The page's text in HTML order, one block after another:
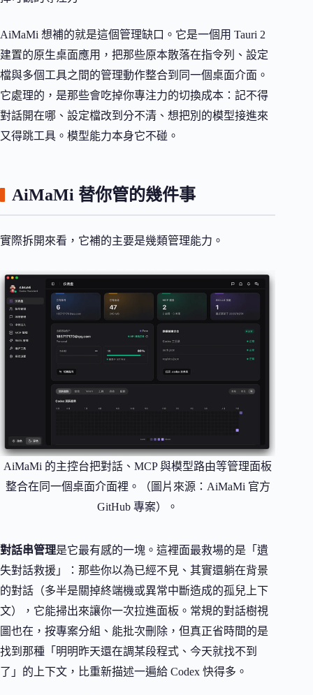
AiMaMi 想補的就是這個管理缺口。它是一個用 Tauri 2
建置的原生桌面應用，把那些原本散落在指令列、設定
檔與多個工具之間的管理動作整合到同一個桌面介面。
它處理的，是那些會吃掉你專注力的切換成本：記不得
對話開在哪、設定檔改到分不清、想把別的模型接進來
又得跳工具。模型能力本身它不碰。
AiMaMi 替你管的幾件事
實際拆開來看，它補的主要是幾類管理能力。
AiMaMi 的主控台把對話、MCP 與模型路由等管理面板
整合在同一個桌面介面裡。（圖片來源：AiMaMi 官方
GitHub 專案）。
對話串管理是它最有感的一塊。這裡面最救場的是「遺
失對話救援」：那些你以為已經不見、其實還躺在背景
的對話（多半是關掉終端機或異常中斷造成的孤兒上下
文），它能掃出來讓你一次拉進面板。常規的對話樹視
圖也在，按專案分組、能批次刪除，但真正省時間的是
找到那種「明明昨天還在調某段程式、今天就找不到
了」的上下文，比重新描述一遍給 Codex 快得多。